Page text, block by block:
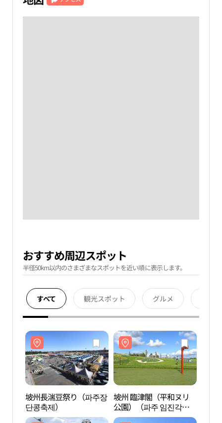
おすすめ周辺スポット
半径50km以内のさまざまなスポットを近い順に表示します。
すべて 観光スポット グルメ
坡州長湍豆祭り（파주장
단콩축제）
坡州 臨津閣（平和ヌリ
公園）（파주 임진각
（평화누리공원））